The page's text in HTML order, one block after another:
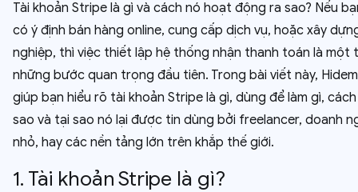
Tài khoản Stripe là gì và cách nó hoạt động ra sao? Nếu
có ý định bán hàng online, cung cấp dịch vụ, hoặc xây
nghiệp, thì việc thiết lập hệ thống nhận thanh toán là một
những bước quan trọng đầu tiên. Trong bài viết này,
giúp bạn hiểu rõ tài khoản Stripe là gì, dùng để làm gì,
sao và tại sao nó lại được tin dùng bởi freelancer, doanh
nhỏ, hay các nền tảng lớn trên khắp thế giới.
1. Tài khoản Stripe là gì?